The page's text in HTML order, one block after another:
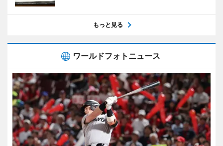
もっと見る
ワールドフォトニュース